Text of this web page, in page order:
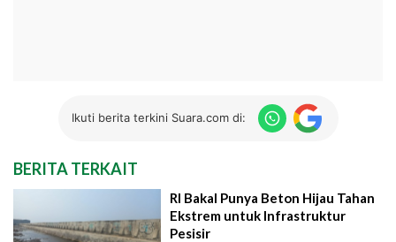
Ikuti berita terkini Suara.com di:
BERITA TERKAIT
RI Bakal Punya Beton Hijau Tahan
Ekstrem untuk Infrastruktur
Pesisir